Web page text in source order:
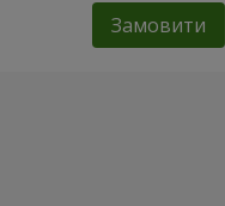
Замовити